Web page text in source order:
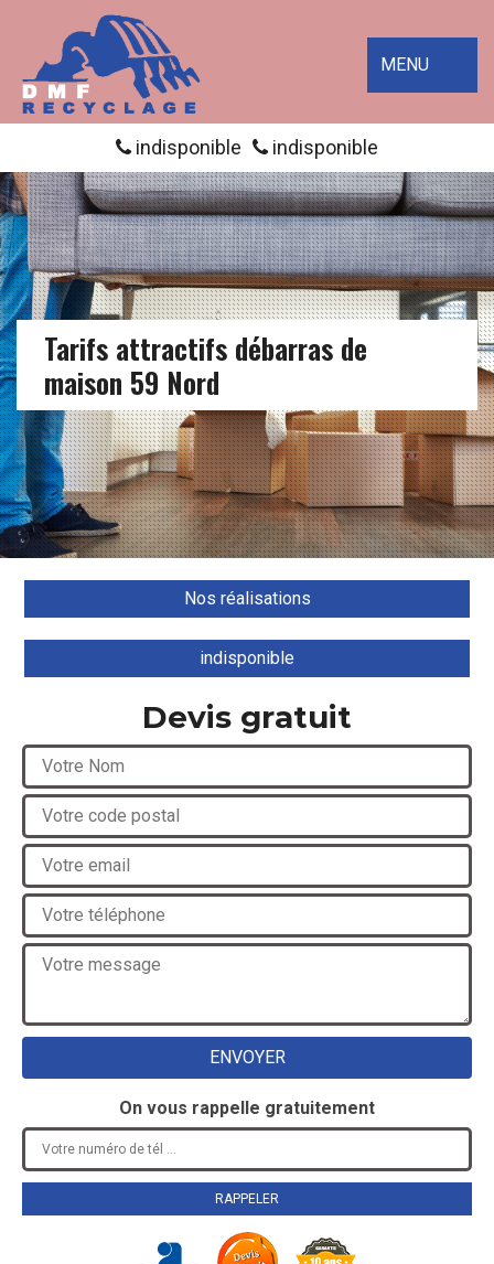
MENU
indisponible indisponible
Tarifs attractifs débarras de
maison 59 Nord
Nos réalisations
indisponible
Devis gratuit
On vous rappelle gratuitement